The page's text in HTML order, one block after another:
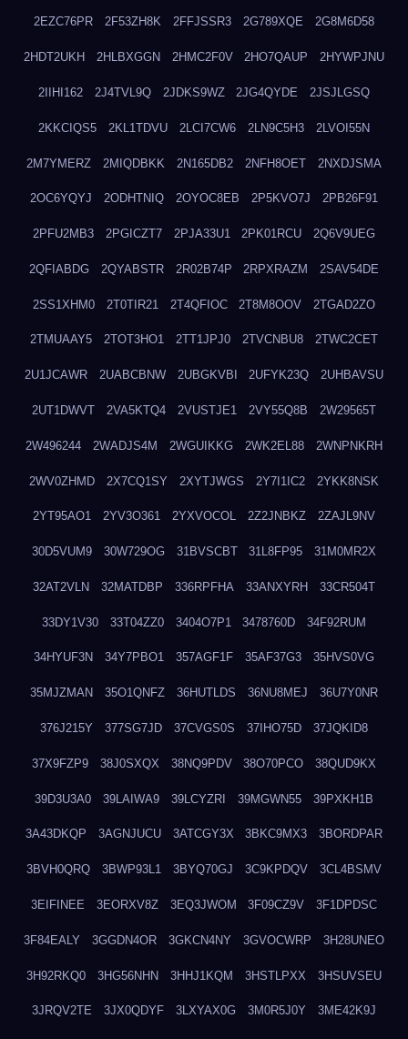
2EZC76PR 2F53ZH8K 2FFJSSR3 2G789XQE 2G8M6D58
2HDT2UKH 2HLBXGGN 2HMC2F0V 2HO7QAUP 2HYWPJNU
2IIHI162 2J4TVL9Q 2JDKS9WZ 2JG4QYDE 2JSJLGSQ
2KKCIQS5 2KL1TDVU 2LCI7CW6 2LN9C5H3 2LVOI55N
2M7YMERZ 2MIQDBKK 2N165DB2 2NFH8OET 2NXDJSMA
2OC6YQYJ 2ODHTNIQ 2OYOC8EB 2P5KVO7J 2PB26F91
2PFU2MB3 2PGICZT7 2PJA33U1 2PK01RCU 2Q6V9UEG
2QFIABDG 2QYABSTR 2R02B74P 2RPXRAZM 2SAV54DE
2SS1XHM0 2T0TIR21 2T4QFIOC 2T8M8OOV 2TGAD2ZO
2TMUAAY5 2TOT3HO1 2TT1JPJ0 2TVCNBU8 2TWC2CET
2U1JCAWR 2UABCBNW 2UBGKVBI 2UFYK23Q 2UHBAVSU
2UT1DWVT 2VA5KTQ4 2VUSTJE1 2VY55Q8B 2W29565T
2W496244 2WADJS4M 2WGUIKKG 2WK2EL88 2WNPNKRH
2WV0ZHMD 2X7CQ1SY 2XYTJWGS 2Y7I1IC2 2YKK8NSK
2YT95AO1 2YV3O361 2YXVOCOL 2Z2JNBKZ 2ZAJL9NV
30D5VUM9 30W729OG 31BVSCBT 31L8FP95 31M0MR2X
32AT2VLN 32MATDBP 336RPFHA 33ANXYRH 33CR504T
33DY1V30 33T04ZZ0 3404O7P1 3478760D 34F92RUM
34HYUF3N 34Y7PBO1 357AGF1F 35AF37G3 35HVS0VG
35MJZMAN 35O1QNFZ 36HUTLDS 36NU8MEJ 36U7Y0NR
376J215Y 377SG7JD 37CVGS0S 37IHO75D 37JQKID8
37X9FZP9 38J0SXQX 38NQ9PDV 38O70PCO 38QUD9KX
39D3U3A0 39LAIWA9 39LCYZRI 39MGWN55 39PXKH1B
3A43DKQP 3AGNJUCU 3ATCGY3X 3BKC9MX3 3BORDPAR
3BVH0QRQ 3BWP93L1 3BYQ70GJ 3C9KPDQV 3CL4BSMV
3EIFINEE 3EORXV8Z 3EQ3JWOM 3F09CZ9V 3F1DPDSC
3F84EALY 3GGDN4OR 3GKCN4NY 3GVOCWRP 3H28UNEO
3H92RKQ0 3HG56NHN 3HHJ1KQM 3HSTLPXX 3HSUVSEU
3JRQV2TE 3JX0QDYF 3LXYAX0G 3M0R5J0Y 3ME42K9J